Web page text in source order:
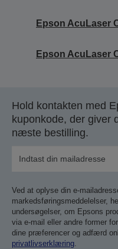
Epson AcuLaser
Epson AcuLaser
Hold kontakten med
kuponkode, der giver
næste bestilling.
Ved at oplyse din e-
markedsføringsmeddelelser,
undersøgelser, om Epsons
via e-mail eller andre former
dine præferencer og adfærd
privatlivserklæring.